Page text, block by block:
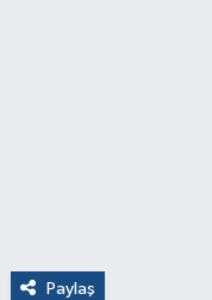
Paylaş